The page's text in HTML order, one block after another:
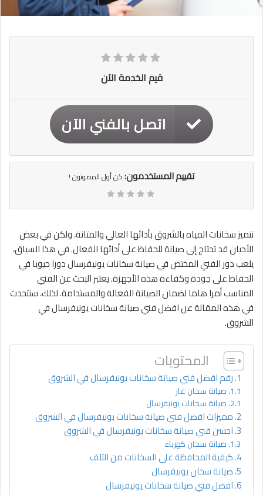
قيم الخدمة الآن
اتصل بالفني الآن
تقييم المستخدمون:كن أول المصوتون !
تتميز سخانات المياه بالشروق بأدائها العالي والمتانة، ولكن في بعض
الأحيان قد تحتاج إلى صيانة للحفاظ على أدائها الفعال. في هذا السياق،
يلعب دور الفني المختص في صيانة سخانات يونيفرسال دورا حيويا في
الحفاظ على جودة وكفاءة هذه الأجهزة. يعتبر البحث عن الفني
المناسب أمرا هاما لضمان الصيانة الفعالة والمستدامة. لذلك، سنتحدث
في هذه المقالة عن افضل فني صيانة سخانات يونيفرسال في
الشروق.
المحتويات
رقم افضل فني صيانة سخانات يونيفرسال في الشروق
صيانة سخان غاز
صيانة سخانات يونيفرسال
مميزات افضل فني صيانة سخانات يونيفرسال في الشروق
احسن فني صيانة سخانات يونيفرسال في الشروق
صيانة سخان كهرباء
كيفية المحافظة على السخانات من التلف
صيانة سخان يونيفرسال
افضل فني صيانة سخانات يونيفرسال